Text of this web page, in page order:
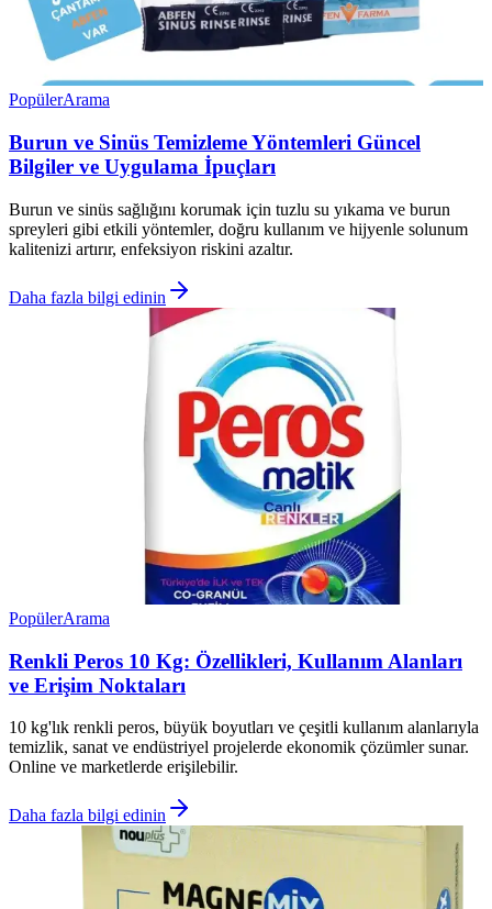
PopülerArama
Burun ve Sinüs Temizleme Yöntemleri Güncel
Bilgiler ve Uygulama İpuçları
Burun ve sinüs sağlığını korumak için tuzlu su yıkama ve burun
spreyleri gibi etkili yöntemler, doğru kullanım ve hijyenle solunum
kalitenizi artırır, enfeksiyon riskini azaltır.
Daha fazla bilgi edinin
PopülerArama
Renkli Peros 10 Kg: Özellikleri, Kullanım Alanları
ve Erişim Noktaları
10 kg'lık renkli peros, büyük boyutları ve çeşitli kullanım alanlarıyla
temizlik, sanat ve endüstriyel projelerde ekonomik çözümler sunar.
Online ve marketlerde erişilebilir.
Daha fazla bilgi edinin